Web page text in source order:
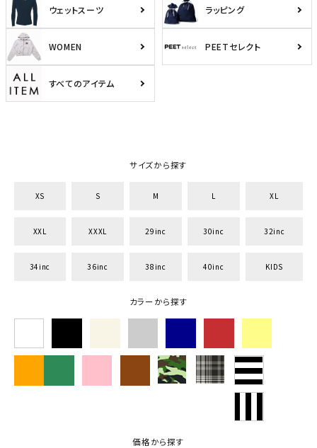
ウェットスーツ ラッピング
WOMEN PEETセレクト
すべてのアイテム
サイズから探す
XS S M L XL
XXL XXXL 29inc 30inc 32inc
34inc 36inc 38inc 40inc KIDS
カラーから探す
価格から探す